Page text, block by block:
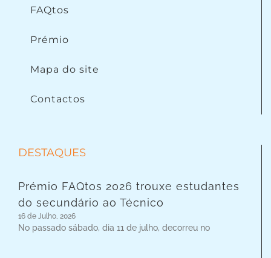
FAQtos
Prémio
Mapa do site
Contactos
DESTAQUES
Prémio FAQtos 2026 trouxe estudantes
do secundário ao Técnico
16 de Julho, 2026
No passado sábado, dia 11 de julho, decorreu no